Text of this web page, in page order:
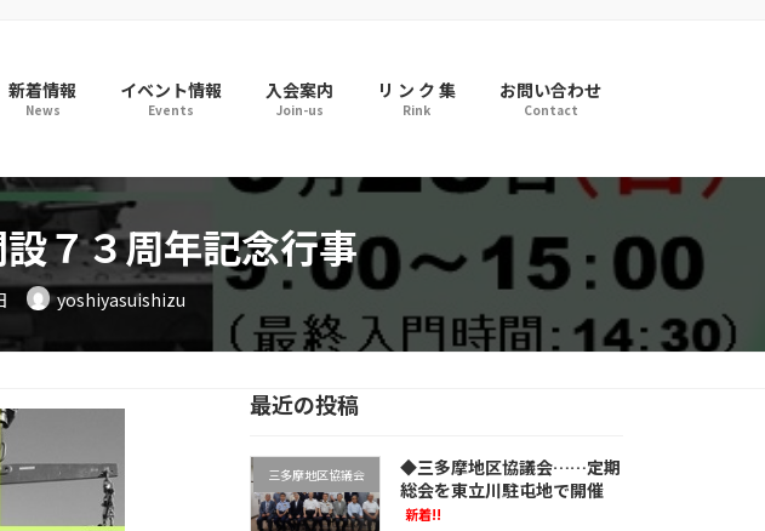
新着情報
News
イベント情報
Events
入会案内
Join-us
リ ン ク 集
Rink
お問い合わせ
Contact
７３周年記念行事
yoshiyasuishizu
最近の投稿
三多摩地区協議会
◆三多摩地区協議会……定期
総会を東立川駐屯地で開催
新着!!